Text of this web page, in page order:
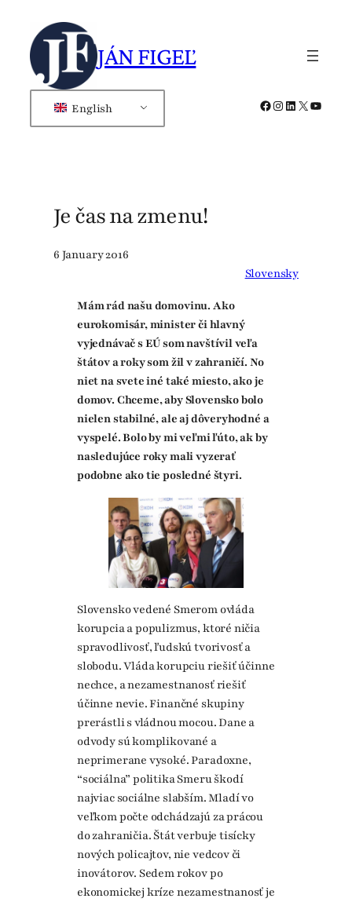
content
JÁN FIGEĽ
English Facebook
Instagram
LinkedIn
X
Je čas na zmenu!
6 January 2016
Slovensky
Mám rád našu domovinu. Ako
eurokomisár, minister či hlavný
vyjednávač s EÚ som navštívil veľa
štátov a roky som žil v zahraničí. No
niet na svete iné také miesto, ako je
domov. Chceme, aby Slovensko bolo
nielen stabilné, ale aj dôveryhodné a
vyspelé. Bolo by mi veľmi ľúto, ak by
nasledujúce roky mali vyzerať
podobne ako tie posledné štyri.
Slovensko vedené Smerom ovláda
korupcia a populizmus, ktoré ničia
spravodlivosť, ľudskú tvorivosť a
slobodu. Vláda korupciu riešiť účinne
nechce, a nezamestnanosť riešiť
účinne nevie. Finančné skupiny
prerástli s vládnou mocou. Dane a
odvody sú komplikované a
neprimerane vysoké. Paradoxne,
“sociálna” politika Smeru škodí
najviac sociálne slabším. Mladí vo
veľkom počte odchádzajú za prácou
do zahraničia. Štát verbuje tisícky
nových policajtov, nie vedcov či
inovátorov. Sedem rokov po
ekonomickej kríze nezamestnanosť je